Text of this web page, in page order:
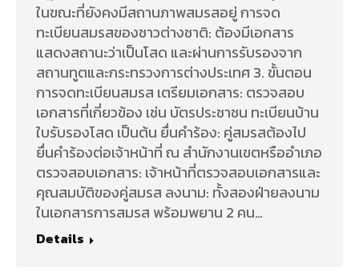
ในขณะที่ยังคงมีสถานภาพสมรสอยู่ การจด
ทะเบียนสมรสของชาวต่างชาติ: ต้องมีเอกสาร
แสดงสถานะว่าเป็นโสด และผ่านการรับรองจาก
สถานทูตและกระทรวงการต่างประเทศ 3. ขั้นตอน
การจดทะเบียนสมรส เตรียมเอกสาร: ตรวจสอบ
เอกสารที่เกี่ยวข้อง เช่น บัตรประชาชน ทะเบียนบ้าน
ใบรับรองโสด เป็นต้น ยื่นคำร้อง: คู่สมรสต้องไป
ยื่นคำร้องต่อเจ้าหน้าที่ ณ สำนักงานเขตหรืออำเภอ
ตรวจสอบเอกสาร: เจ้าหน้าที่ตรวจสอบเอกสารและ
คุณสมบัติของคู่สมรส ลงนาม: ทั้งสองฝ่ายลงนาม
ในเอกสารการสมรส พร้อมพยาน 2 คน…
Details